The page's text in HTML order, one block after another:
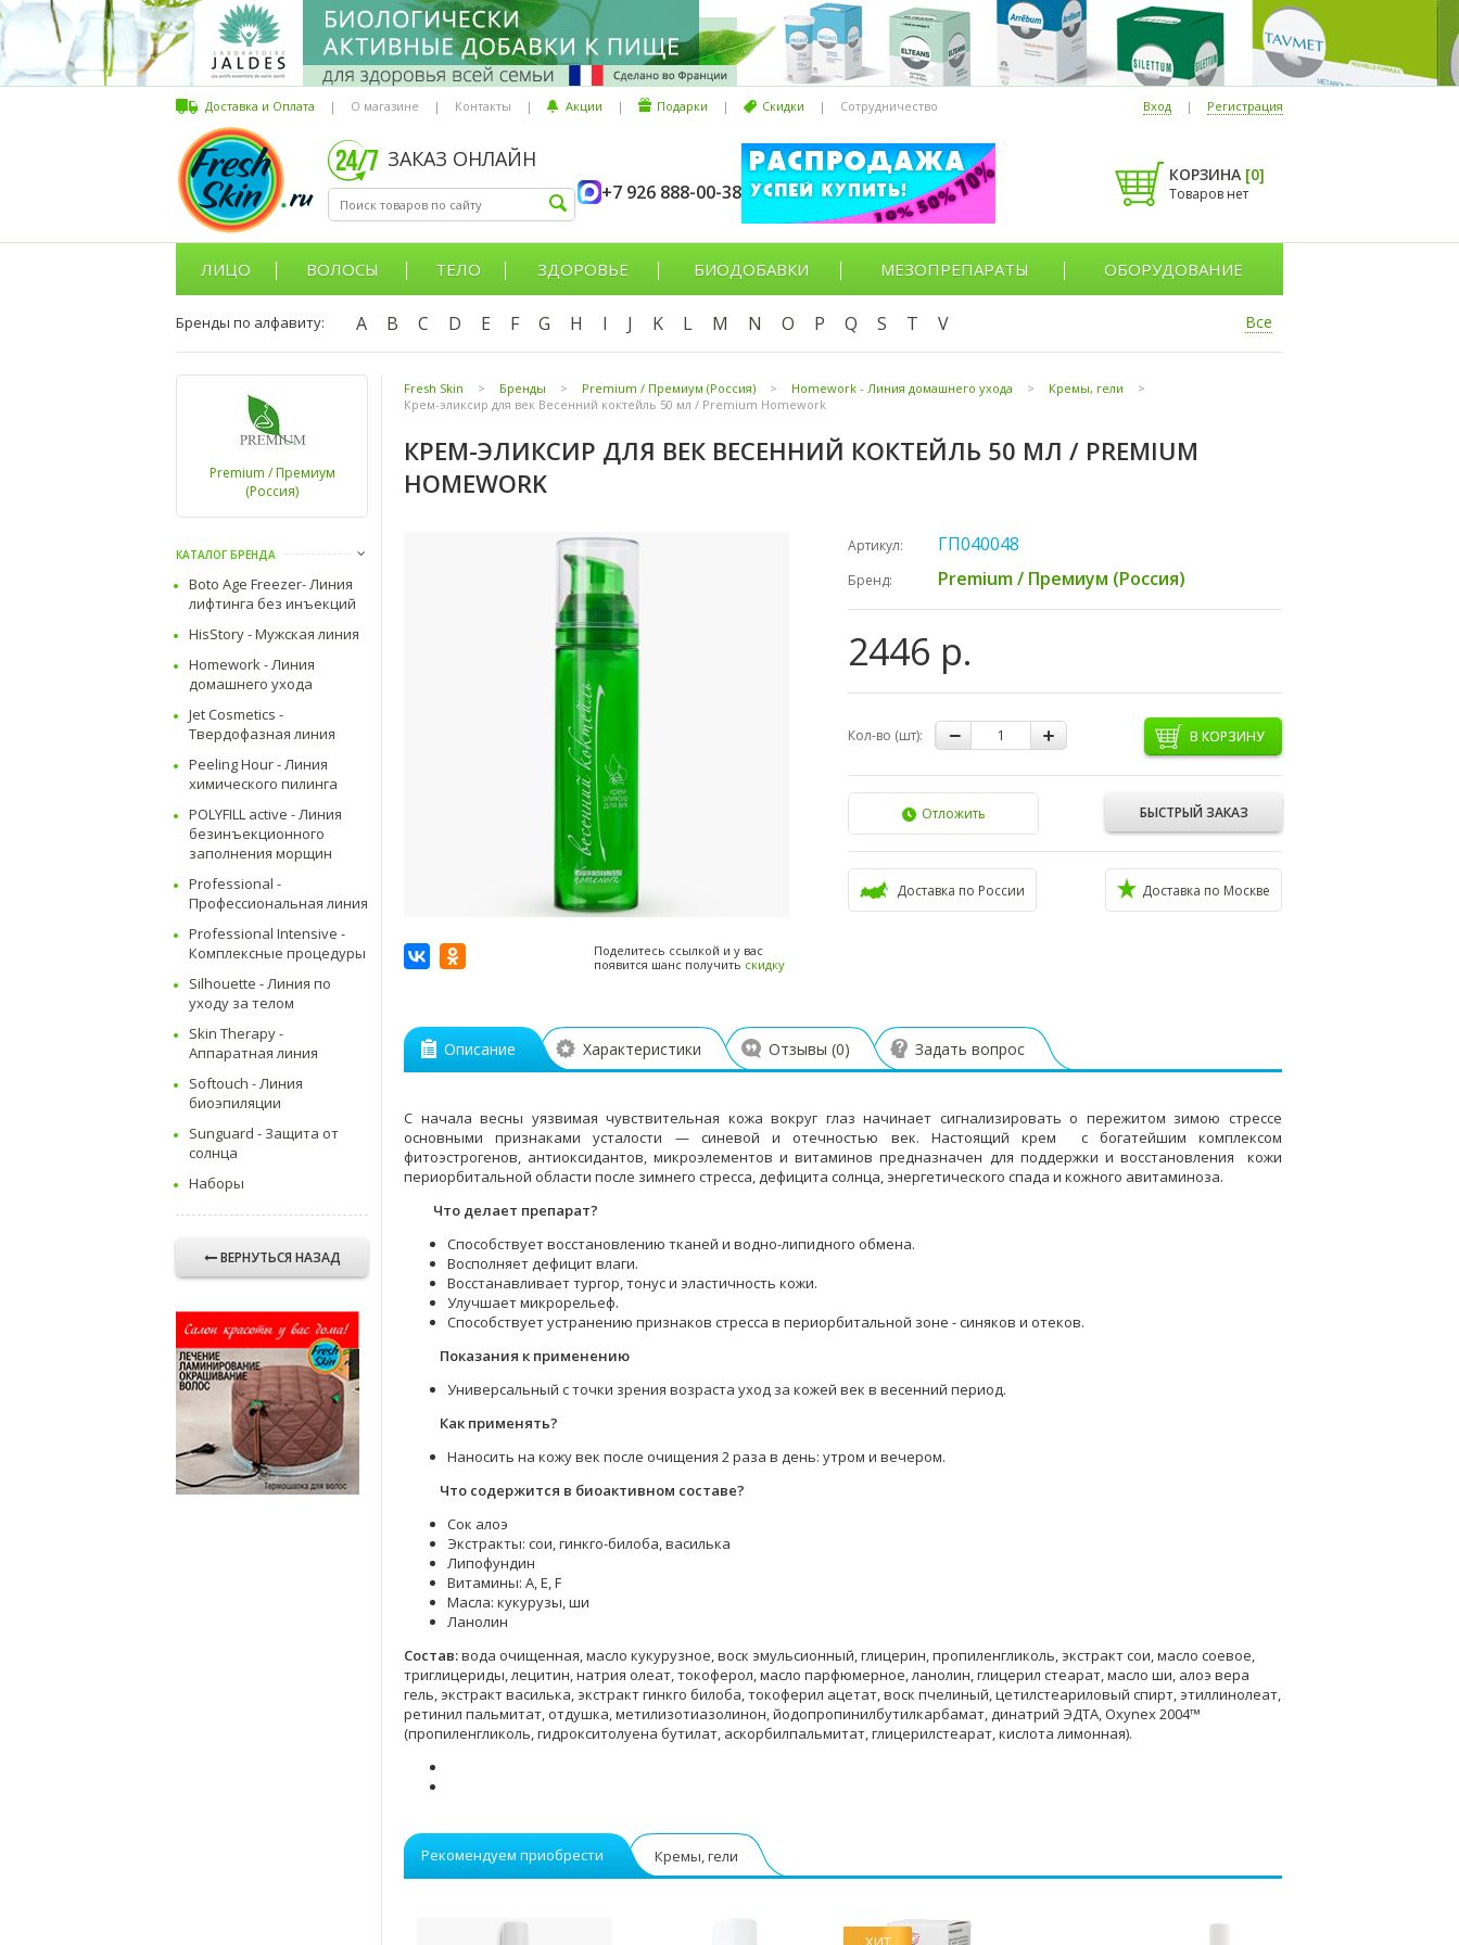
Доставка и Оплата | О магазине | Контакты | Акции | Подарки | Скидки | Сотрудничество Вход | Регистрация
ЗАКАЗ ОНЛАЙН
+7 926 888-00-38
КОРЗИНА [0]
Товаров нет
ЛИЦО ВОЛОСЫ ТЕЛО ЗДОРОВЬЕ БИОДОБАВКИ МЕЗОПРЕПАРАТЫ ОБОРУДОВАНИЕ
Бренды по алфавиту: A B C D E F G H I J K L M N O P Q S T V Все
Premium / Премиум
(Россия)
КАТАЛОГ БРЕНДА
Boto Age Freezer- Линия
лифтинга без инъекций
HisStory - Мужская линия
Homework - Линия
домашнего ухода
Jet Cosmetics -
Твердофазная линия
Peeling Hour - Линия
химического пилинга
POLYFILL active - Линия
безинъекционного
заполнения морщин
Professional -
Профессиональная линия
Professional Intensive -
Комплексные процедуры
Silhouette - Линия по
уходу за телом
Skin Therapy -
Аппаратная линия
Softouch - Линия
биоэпиляции
Sunguard - Защита от
солнца
Наборы
ВЕРНУТЬСЯ НАЗАД
Fresh Skin > Бренды > Premium / Премиум (Россия) > Homework - Линия домашнего ухода > Кремы, гели
>
Крем-эликсир для век Весенний коктейль 50 мл / Premium Homework
КРЕМ-ЭЛИКСИР ДЛЯ ВЕК ВЕСЕННИЙ КОКТЕЙЛЬ 50 МЛ / PREMIUM
HOMEWORK
Поделитесь ссылкой и у вас
появится шанс получить скидку
Артикул: ГП040048
Бренд: Premium / Премиум (Россия)
2446 р.
Кол-во (шт): В КОРЗИНУ
БЫСТРЫЙ ЗАКАЗ
Отложить
Доставка по России Доставка по Москве
Описание Характеристики Отзывы (0) Задать вопрос
C начала весны уязвимая чувствительная кожа вокруг глаз начинает сигнализировать о пережитом зимою стрессе
основными признаками усталости — синевой и отечностью век. Настоящий крем с богатейшим комплексом
фитоэстрогенов, антиоксидантов, микроэлементов и витаминов предназначен для поддержки и восстановления кожи
периорбитальной области после зимнего стресса, дефицита солнца, энергетического спада и кожного авитаминоза.
Что делает препарат?
Способствует восстановлению тканей и водно-липидного обмена.
Восполняет дефицит влаги.
Восстанавливает тургор, тонус и эластичность кожи.
Улучшает микрорельеф.
Способствует устранению признаков стресса в периорбитальной зоне - синяков и отеков.
Показания к применению
Универсальный с точки зрения возраста уход за кожей век в весенний период.
Как применять?
Наносить на кожу век после очищения 2 раза в день: утром и вечером.
Что содержится в биоактивном составе?
Сок алоэ
Экстракты: сои, гинкго-билоба, василька
Липофундин
Витамины: А, Е, F
Масла: кукурузы, ши
Ланолин
Состав:вода очищенная, масло кукурузное, воск эмульсионный, глицерин, пропиленгликоль, экстракт сои, масло соевое,
триглицериды, лецитин, натрия олеат, токоферол, масло парфюмерное, ланолин, глицерил стеарат, масло ши, алоэ вера
гель, экстракт василька, экстракт гинкго билоба, токоферил ацетат, воск пчелиный, цетилстеариловый спирт, этиллинолеат,
ретинил пальмитат, отдушка, метилизотиазолинон, йодопропинилбутилкарбамат, динатрий ЭДТА, Oxynex 2004™
(пропиленгликоль, гидрокситолуена бутилат, аскорбилпальмитат, глицерилстеарат, кислота лимонная).
Рекомендуем приобрести Кремы, гели